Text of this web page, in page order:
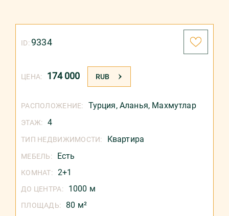
ЦЕНА: 174 000 RUB
ID:9334
РАСПОЛОЖЕНИЕ: Турция, Аланья, Махмутлар
ЭТАЖ: 4
ТИП НЕДВИЖИМОСТИ: Квартира
МЕБЕЛЬ: Есть
КОМНАТ: 2+1
ДО ЦЕНТРА: 1000 м
ПЛОЩАДЬ: 80 м²